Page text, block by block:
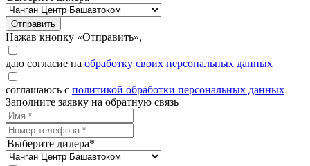
Отправить
Нажав кнопку «Отправить»,
даю согласие на обработку своих персональных данных
соглашаюсь с политикой обработки персональных данных
Заполните заявку на обратную связь
Выберите дилера*